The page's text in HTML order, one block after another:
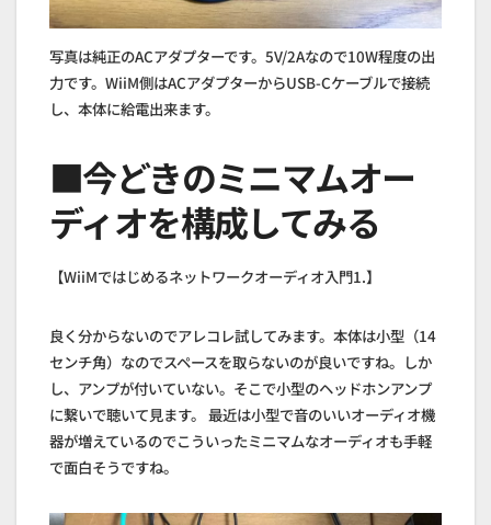
写真は純正のACアダプターです。5V/2Aなので10W程度の出
力です。WiiM側はACアダプターからUSB-Cケーブルで接続
し、本体に給電出来ます。
■今どきのミニマムオー
ディオを構成してみる
【WiiMではじめるネットワークオーディオ入門1.】
良く分からないのでアレコレ試してみます。本体は小型（14
センチ角）なのでスペースを取らないのが良いですね。しか
し、アンプが付いていない。そこで小型のヘッドホンアンプ
に繋いで聴いて見ます。 最近は小型で音のいいオーディオ機
器が増えているのでこういったミニマムなオーディオも手軽
で面白そうですね。